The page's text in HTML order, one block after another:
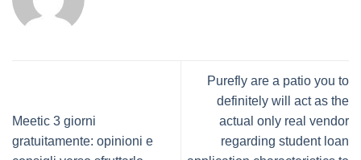
Meetic 3 giorni
gratuitamente: opinioni e
Purefly are a patio you to
definitely will act as the
actual only real vendor
regarding student loan